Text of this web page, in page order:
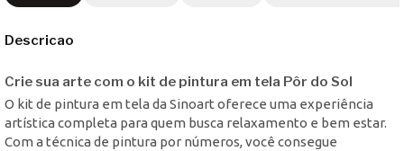
Descricao
Crie sua arte com o kit de pintura em tela Pôr do Sol
O kit de pintura em tela da Sinoart oferece uma experiência
artística completa para quem busca relaxamento e bem estar.
Com a técnica de pintura por números, você consegue